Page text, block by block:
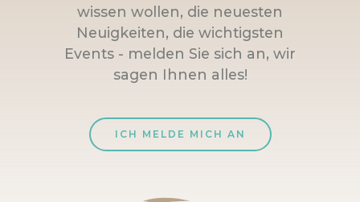
wissen wollen, die neuesten
Neuigkeiten, die wichtigsten
Events - melden Sie sich an, wir
sagen Ihnen alles!
ICH MELDE MICH AN